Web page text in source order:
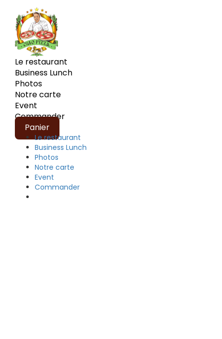
Le restaurant
Business Lunch
Photos
Notre carte
Event
Commander
Panier
Le restaurant
Business Lunch
Photos
Notre carte
Event
Commander